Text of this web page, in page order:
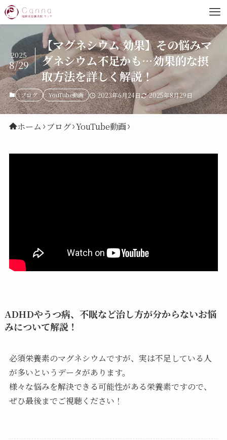
【マグネシウム 効果】その悩みマ
グネシウム不足かも…効果的な摂
取方法を詳しく解説！
2025
8/29
ブログ YouTube動画 2023年6月24日 2025年8月29日
ホーム ブログ YouTube動画
ADHDやうつ病、不眠など治し方が分からないお悩
みについて解説！
必須栄養素のマグネシウムですが、実は不足している人
が多いというデータがあります。
様々な悩みを解決できる可能性がある栄養素ですので、
ぜひ最後までご視聴ください！